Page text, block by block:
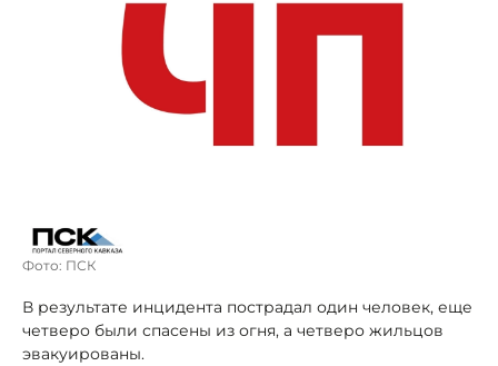
Фото: ПСК
В результате инцидента пострадал один человек, еще
четверо были спасены из огня, а четверо жильцов
эвакуированы.